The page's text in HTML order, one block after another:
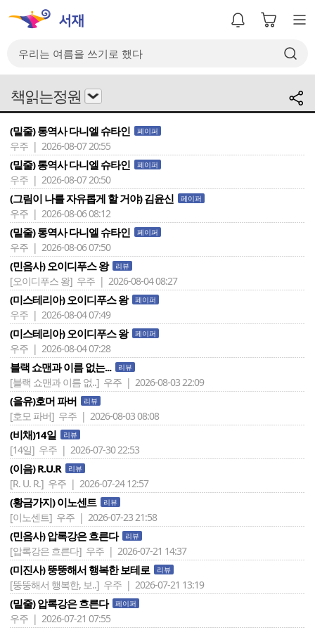
책읽는정원
(밑줄) 통역사 다니엘 슈타인 페이퍼
우주 | 2026-08-07 20:55
(밑줄) 통역사 다니엘 슈타인 페이퍼
우주 | 2026-08-07 20:50
(그림이 나를 자유롭게 할 거야) 김윤신 페이퍼
우주 | 2026-08-06 08:12
(밑줄) 통역사 다니엘 슈타인 페이퍼
우주 | 2026-08-06 07:50
(민음사) 오이디푸스 왕 리뷰
[오이디푸스 왕] 우주 | 2026-08-04 08:27
(미스테리아) 오이디푸스 왕 페이퍼
우주 | 2026-08-04 07:49
(미스테리아) 오이디푸스 왕 페이퍼
우주 | 2026-08-04 07:28
블랙 쇼맨과 이름 없는... 리뷰
[블랙 쇼맨과 이름 없..] 우주 | 2026-08-03 22:09
(을유)호머 파버 리뷰
[호모 파버] 우주 | 2026-08-03 08:08
(비채)14일 리뷰
[14일] 우주 | 2026-07-30 22:53
(이음) R.U.R 리뷰
[R. U. R.] 우주 | 2026-07-24 12:57
(황금가지) 이노센트 리뷰
[이노센트] 우주 | 2026-07-23 21:58
(민음사) 압록강은 흐른다 리뷰
[압록강은 흐른다] 우주 | 2026-07-21 14:37
(미진사) 뚱뚱해서 행복한 보테로 리뷰
[뚱뚱해서 행복한, 보..] 우주 | 2026-07-21 13:19
(밑줄) 압록강은 흐른다 페이퍼
우주 | 2026-07-21 07:55